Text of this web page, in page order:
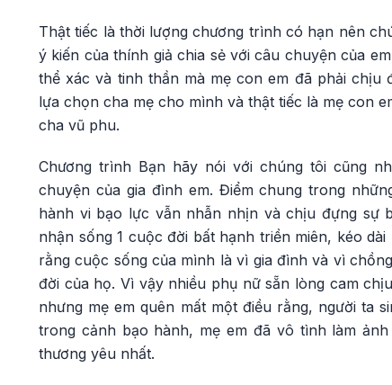
Thật tiếc là thời lượng chương trình có hạn nên
ý kiến của thính giả chia sẻ với câu chuyện của
thể xác và tinh thần mà mẹ con em đã phải
lựa chọn cha mẹ cho mình và thật tiếc là mẹ con
cha vũ phu.
Chương trình Bạn hãy nói với chúng tôi cũng
chuyện của gia đình em. Điểm chung trong
hành vi bạo lực vẫn nhẫn nhịn và chịu đựng sự
nhận sống 1 cuộc đời bất hạnh triền miên, kéo
rằng cuộc sống của mình là vì gia đình và vì
đời của họ. Vì vậy nhiều phụ nữ sẵn lòng cam
nhưng mẹ em quên mất một điều rằng, người ta
trong cảnh bạo hành, mẹ em đã vô tình làm
thương yêu nhất.